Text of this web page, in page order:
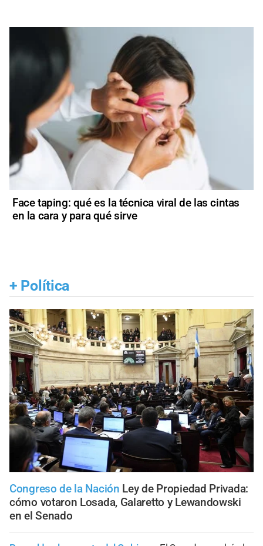
Face taping: qué es la técnica viral de las cintas
en la cara y para qué sirve
+ Política
Congreso de la Nación Ley de Propiedad Privada:
cómo votaron Losada, Galaretto y Lewandowski
en el Senado